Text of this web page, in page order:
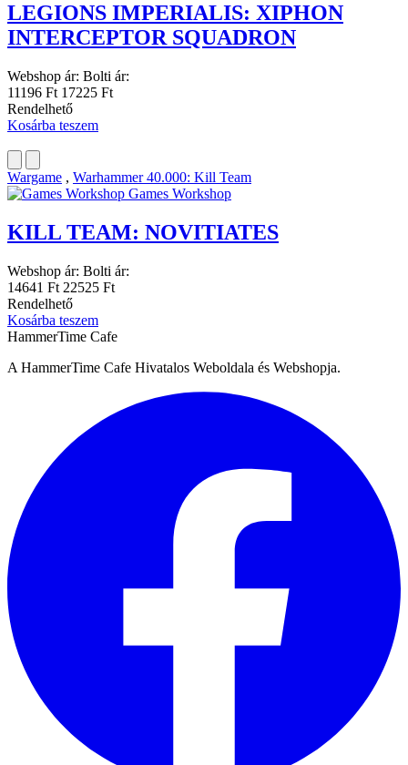
LEGIONS IMPERIALIS: XIPHON
INTERCEPTOR SQUADRON
Webshop ár: Bolti ár:
11196 Ft 17225 Ft
Rendelhető
Kosárba teszem
Wargame , Warhammer 40.000: Kill Team
Games Workshop
KILL TEAM: NOVITIATES
Webshop ár: Bolti ár:
14641 Ft 22525 Ft
Rendelhető
Kosárba teszem
HammerTime Cafe
A HammerTime Cafe Hivatalos Weboldala és Webshopja.